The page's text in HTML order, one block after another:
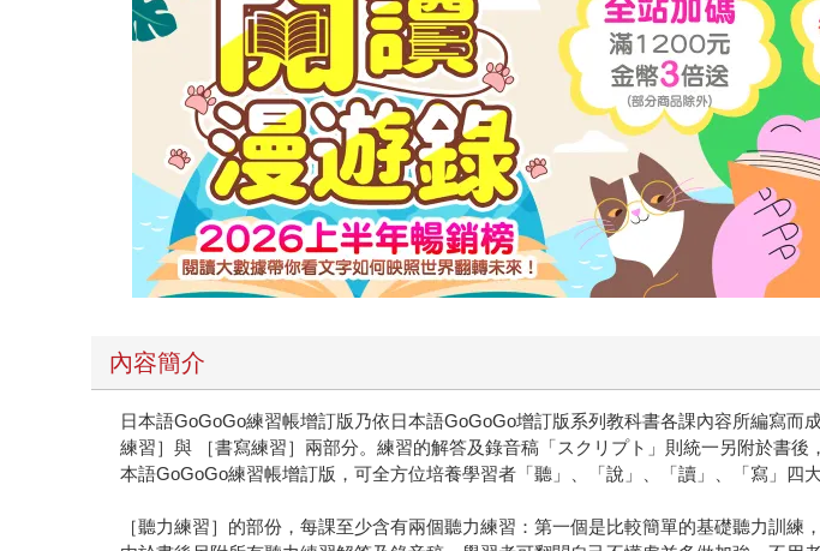
內容簡介
日本語GoGoGo練習帳增訂版乃依日本語GoGoGo增訂版系列教科書各課內容所編寫
練習］與 ［書寫練習］兩部分。練習的解答及錄音稿「スクリプト」則統一另附於書
本語GoGoGo練習帳增訂版，可全方位培養學習者「聽」、「說」、「讀」、「寫」四大
［聽力練習］的部份，每課至少含有兩個聽力練習：第一個是比較簡單的基礎聽力訓